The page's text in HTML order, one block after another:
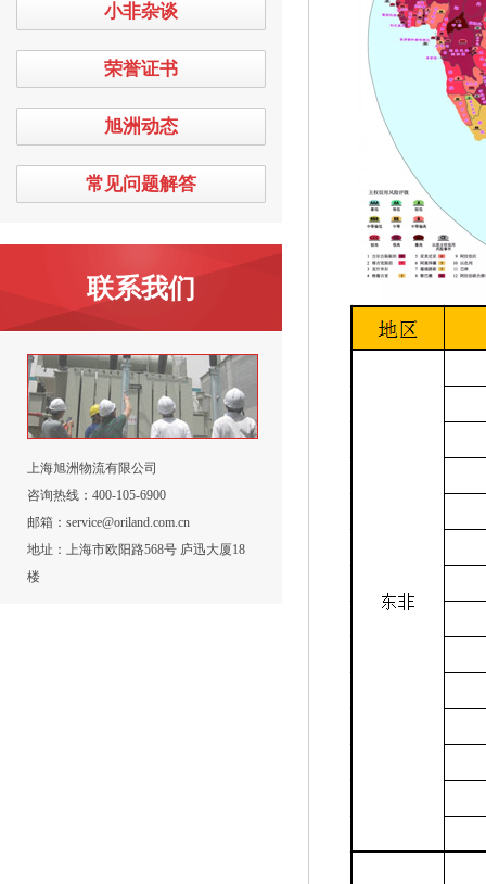
小非杂谈
荣誉证书
旭洲动态
常见问题解答
联系我们
上海旭洲物流有限公司
咨询热线：400-105-6900
邮箱：service@oriland.com.cn
地址：上海市欧阳路568号 庐迅大厦18
楼